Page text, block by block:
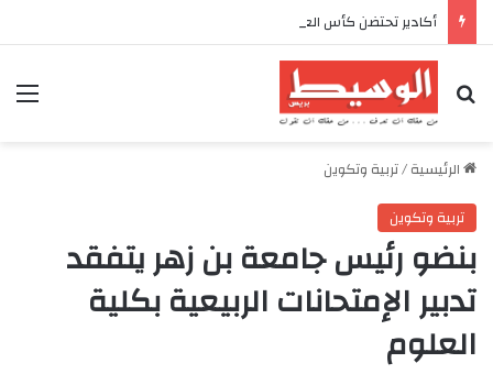
بحث عن
الرئيسية/تربية وتكوين
تربية وتكوين
بنضو رئيس جامعة بن زهر يتفقد
تدبير الإمتحانات الربيعية بكلية
العلوم